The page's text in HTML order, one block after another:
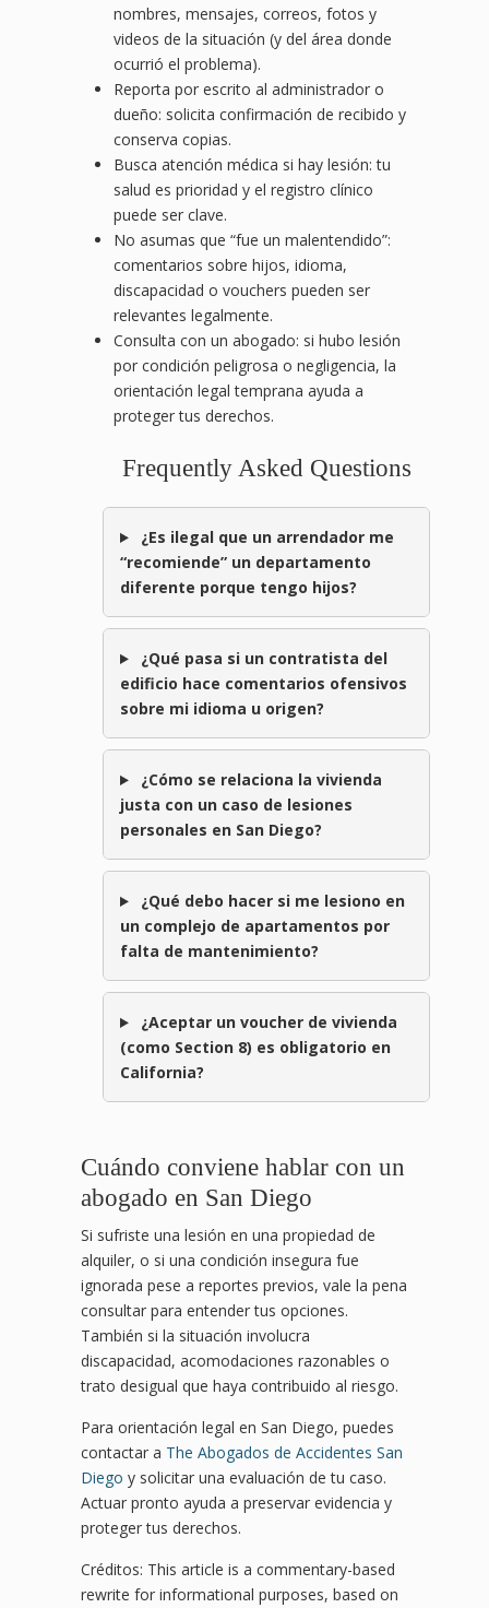
nombres, mensajes, correos, fotos y
videos de la situación (y del área donde
ocurrió el problema).
Reporta por escrito al administrador o
dueño: solicita confirmación de recibido y
conserva copias.
Busca atención médica si hay lesión: tu
salud es prioridad y el registro clínico
puede ser clave.
No asumas que “fue un malentendido”:
comentarios sobre hijos, idioma,
discapacidad o vouchers pueden ser
relevantes legalmente.
Consulta con un abogado: si hubo lesión
por condición peligrosa o negligencia, la
orientación legal temprana ayuda a
proteger tus derechos.
Frequently Asked Questions
¿Es ilegal que un arrendador me
“recomiende” un departamento
diferente porque tengo hijos?
¿Qué pasa si un contratista del
edificio hace comentarios ofensivos
sobre mi idioma u origen?
¿Cómo se relaciona la vivienda
justa con un caso de lesiones
personales en San Diego?
¿Qué debo hacer si me lesiono en
un complejo de apartamentos por
falta de mantenimiento?
¿Aceptar un voucher de vivienda
(como Section 8) es obligatorio en
California?
Cuándo conviene hablar con un
abogado en San Diego
Si sufriste una lesión en una propiedad de
alquiler, o si una condición insegura fue
ignorada pese a reportes previos, vale la pena
consultar para entender tus opciones.
También si la situación involucra
discapacidad, acomodaciones razonables o
trato desigual que haya contribuido al riesgo.
Para orientación legal en San Diego, puedes
contactar a The Abogados de Accidentes San
Diego y solicitar una evaluación de tu caso.
Actuar pronto ayuda a preservar evidencia y
proteger tus derechos.
Créditos: This article is a commentary-based
rewrite for informational purposes, based on